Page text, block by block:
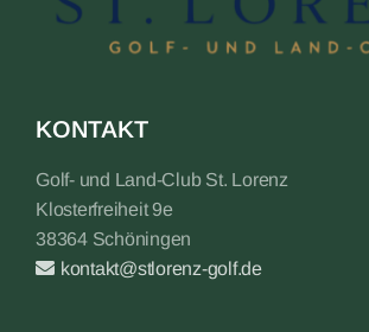
KONTAKT
Golf- und Land-Club St. Lorenz
Klosterfreiheit 9e
38364 Schöningen
kontakt@stlorenz-golf.de